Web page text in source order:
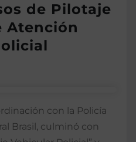
de Pilotaje
Atención
con la Policía
Brasil, culminó con